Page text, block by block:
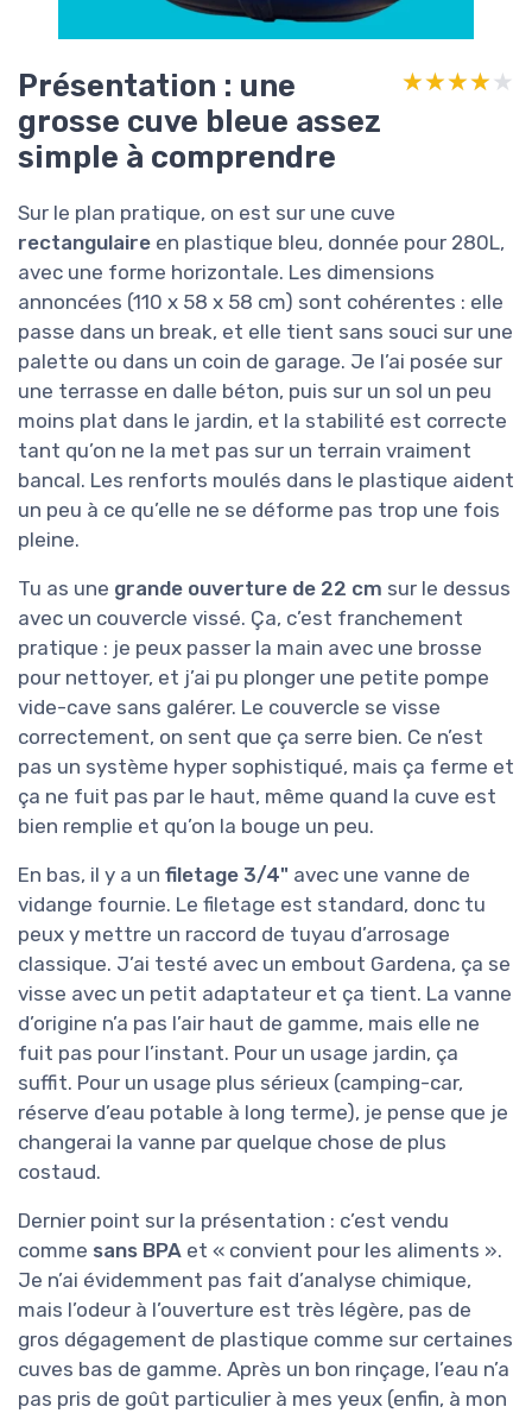
Présentation : une
grosse cuve bleue assez
simple à comprendre
★★★★★
★★★★★
Sur le plan pratique, on est sur une cuve
rectangulaire en plastique bleu, donnée pour 280L,
avec une forme horizontale. Les dimensions
annoncées (110 x 58 x 58 cm) sont cohérentes : elle
passe dans un break, et elle tient sans souci sur une
palette ou dans un coin de garage. Je l’ai posée sur
une terrasse en dalle béton, puis sur un sol un peu
moins plat dans le jardin, et la stabilité est correcte
tant qu’on ne la met pas sur un terrain vraiment
bancal. Les renforts moulés dans le plastique aident
un peu à ce qu’elle ne se déforme pas trop une fois
pleine.
Tu as une grande ouverture de 22 cm sur le dessus
avec un couvercle vissé. Ça, c’est franchement
pratique : je peux passer la main avec une brosse
pour nettoyer, et j’ai pu plonger une petite pompe
vide-cave sans galérer. Le couvercle se visse
correctement, on sent que ça serre bien. Ce n’est
pas un système hyper sophistiqué, mais ça ferme et
ça ne fuit pas par le haut, même quand la cuve est
bien remplie et qu’on la bouge un peu.
En bas, il y a un filetage 3/4" avec une vanne de
vidange fournie. Le filetage est standard, donc tu
peux y mettre un raccord de tuyau d’arrosage
classique. J’ai testé avec un embout Gardena, ça se
visse avec un petit adaptateur et ça tient. La vanne
d’origine n’a pas l’air haut de gamme, mais elle ne
fuit pas pour l’instant. Pour un usage jardin, ça
suffit. Pour un usage plus sérieux (camping-car,
réserve d’eau potable à long terme), je pense que je
changerai la vanne par quelque chose de plus
costaud.
Dernier point sur la présentation : c’est vendu
comme sans BPA et « convient pour les aliments ».
Je n’ai évidemment pas fait d’analyse chimique,
mais l’odeur à l’ouverture est très légère, pas de
gros dégagement de plastique comme sur certaines
cuves bas de gamme. Après un bon rinçage, l’eau n’a
pas pris de goût particulier à mes yeux (enfin, à mon